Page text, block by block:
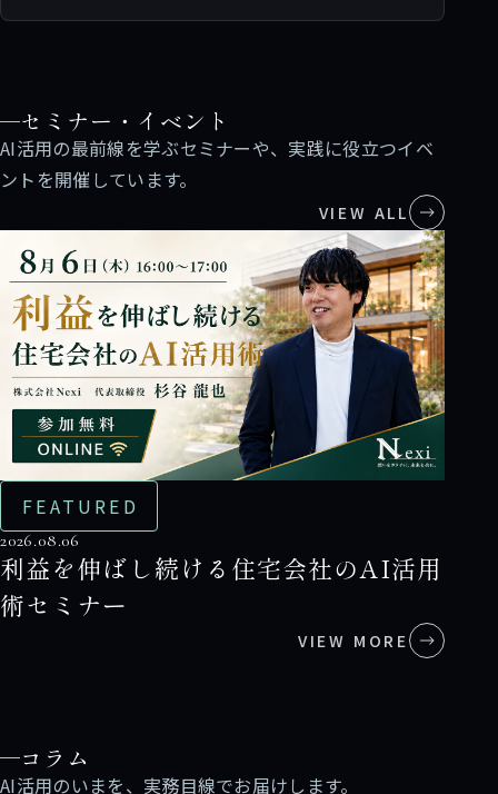
セミナー・イベント
AI活用の最前線を学ぶセミナーや、実践に役立つイベ
ントを開催しています。
VIEW ALL
FEATURED
2026.08.06
利益を伸ばし続ける住宅会社のAI活用
術セミナー
VIEW MORE
コラム
AI活用のいまを、実務目線でお届けします。